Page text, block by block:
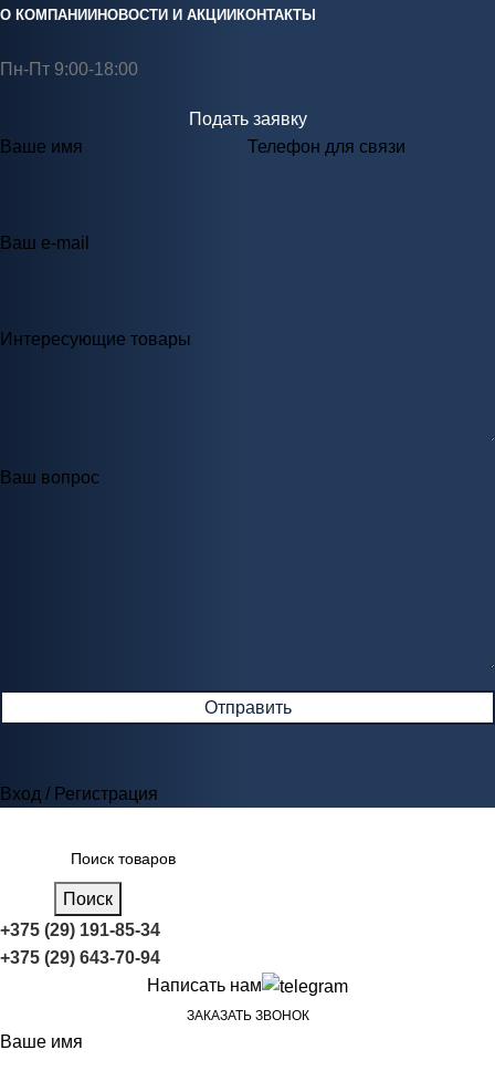
О КОМПАНИИ НОВОСТИ И АКЦИИ КОНТАКТЫ
Пн-Пт 9:00-18:00
Подать заявку
Ваше имя
Телефон для связи
Ваш e-mail
Интересующие товары
Ваш вопрос
Вход / Регистрация
Поиск
+375 (29) 191-85-34
+375 (29) 643-70-94
Написать нам
ЗАКАЗАТЬ ЗВОНОК
Ваше имя